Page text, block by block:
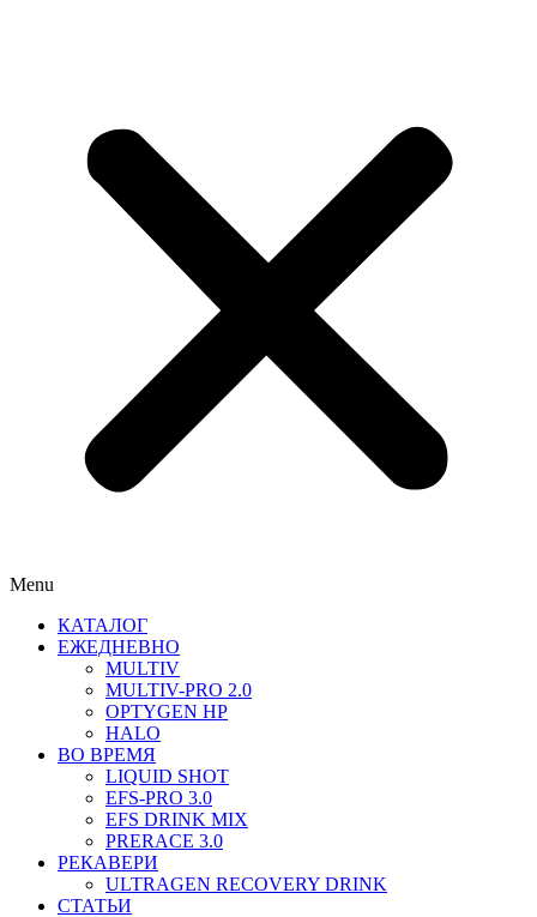
Menu
КАТАЛОГ
ЕЖЕДНЕВНО
MULTIV
MULTIV-PRO 2.0
OPTYGEN HP
HALO
ВО ВРЕМЯ
LIQUID SHOT
EFS-PRO 3.0
EFS DRINK MIX
PRERACE 3.0
РЕКАВЕРИ
ULTRAGEN RECOVERY DRINK
СТАТЬИ